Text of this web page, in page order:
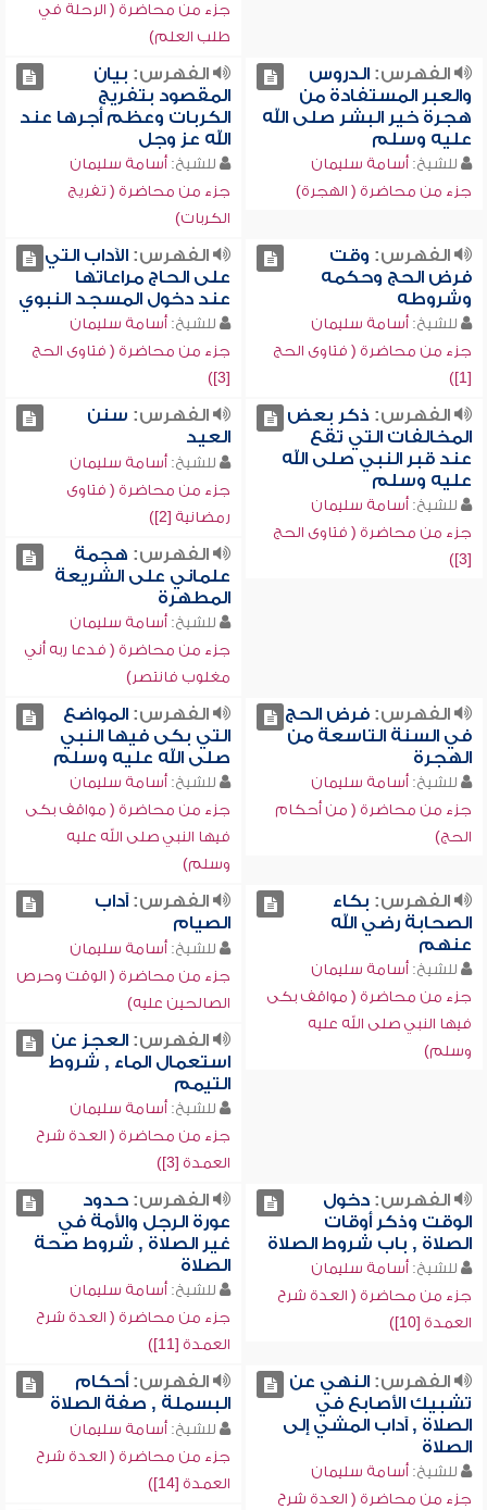
جزء من محاضرة ( الرحلة في
طلب العلم)
الفهرس:الدروس
والعبر المستفادة من
هجرة خير البشر صلى الله
عليه وسلم
للشيخ: أسامة سليمان
جزء من محاضرة ( الهجرة)
الفهرس: بيان
المقصود بتفريج
الكربات وعظم أجرها عند
الله عز وجل
للشيخ: أسامة سليمان
جزء من محاضرة ( تفريج
الكربات)
الفهرس: وقت
فرض الحج وحكمه
وشروطه
للشيخ: أسامة سليمان
جزء من محاضرة ( فتاوى الحج
[1])
الفهرس:الآداب التي
على الحاج مراعاتها
عند دخول المسجد النبوي
للشيخ: أسامة سليمان
جزء من محاضرة ( فتاوى الحج
[3])
الفهرس: ذكر بعض
المخالفات التي تقع
عند قبر النبي صلى الله
عليه وسلم
للشيخ: أسامة سليمان
جزء من محاضرة ( فتاوى الحج
[3])
الفهرس: سنن
العيد
للشيخ: أسامة سليمان
جزء من محاضرة ( فتاوى
رمضانية [2])
الفهرس: هجمة
علماني على الشريعة
المطهرة
للشيخ: أسامة سليمان
جزء من محاضرة ( فدعا ربه أني
مغلوب فانتصر)
الفهرس:فرض الحج
في السنة التاسعة من
الهجرة
للشيخ: أسامة سليمان
جزء من محاضرة ( من أحكام
الحج)
الفهرس:المواضع
التي بكى فيها النبي
صلى الله عليه وسلم
للشيخ: أسامة سليمان
جزء من محاضرة ( مواقف بكى
فيها النبي صلى الله عليه
وسلم)
الفهرس: بكاء
الصحابة رضي الله
عنهم
للشيخ: أسامة سليمان
جزء من محاضرة ( مواقف بكى
فيها النبي صلى الله عليه
وسلم)
الفهرس:آداب
الصيام
للشيخ: أسامة سليمان
جزء من محاضرة ( الوقت وحرص
الصالحين عليه)
الفهرس:العجز عن
استعمال الماء , شروط
التيمم
للشيخ: أسامة سليمان
جزء من محاضرة ( العدة شرح
العمدة [3])
الفهرس:دخول
الوقت وذكر أوقات
الصلاة , باب شروط الصلاة
للشيخ: أسامة سليمان
جزء من محاضرة ( العدة شرح
العمدة [10])
الفهرس:حدود
عورة الرجل والأمة في
غير الصلاة , شروط صحة
الصلاة
للشيخ: أسامة سليمان
جزء من محاضرة ( العدة شرح
العمدة [11])
الفهرس:النهي عن
تشبيك الأصابع في
الصلاة , آداب المشي إلى
الصلاة
للشيخ: أسامة سليمان
جزء من محاضرة ( العدة شرح
الفهرس:أحكام
البسملة , صفة الصلاة
للشيخ: أسامة سليمان
جزء من محاضرة ( العدة شرح
العمدة [14])